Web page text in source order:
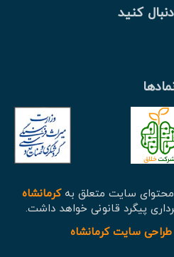
کنید
سایت متعلق بهکرمانشاه
پیگرد قانونی خواهد داشت.
طراحی سایت کرمانشاه